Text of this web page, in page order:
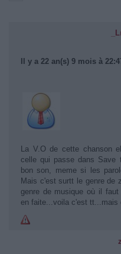
Il y a 22 an(s) 9 mois à
La V.O de cette chanson
celle qui passe dans Save
bon son, meme si les
Mais c'est surtt le genre de
genre de musique où il
en faite...voila c'est tt...mais